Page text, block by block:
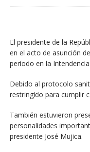
El presidente de la
en el acto de asunción
período en la
Debido al protocolo
restringido para cumplir
También estuvieron
personalidades
presidente José Mujica.